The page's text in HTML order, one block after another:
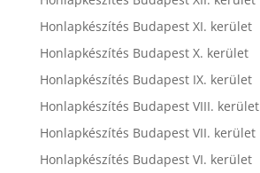
Honlapkészítés Budapest XI. kerület
Honlapkészítés Budapest X. kerület
Honlapkészítés Budapest IX. kerület
Honlapkészítés Budapest VIII. kerület
Honlapkészítés Budapest VII. kerület
Honlapkészítés Budapest VI. kerület